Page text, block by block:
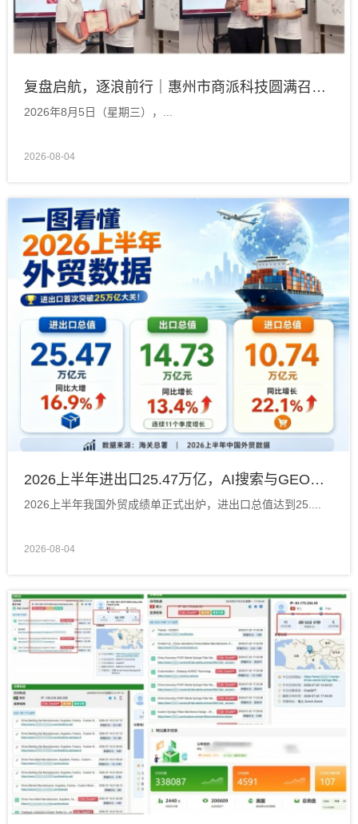
复盘启航，逐浪前行｜惠州市商派科技圆满召开2026年7月总结暨8月启动会
2026年8月5日（星期三），...
2026-08-04
2026上半年进出口25.47万亿，AI搜索与GEO布局抢抓海外增量
2026上半年我国外贸成绩单正式出炉，进出口总值达到25....
2026-08-04